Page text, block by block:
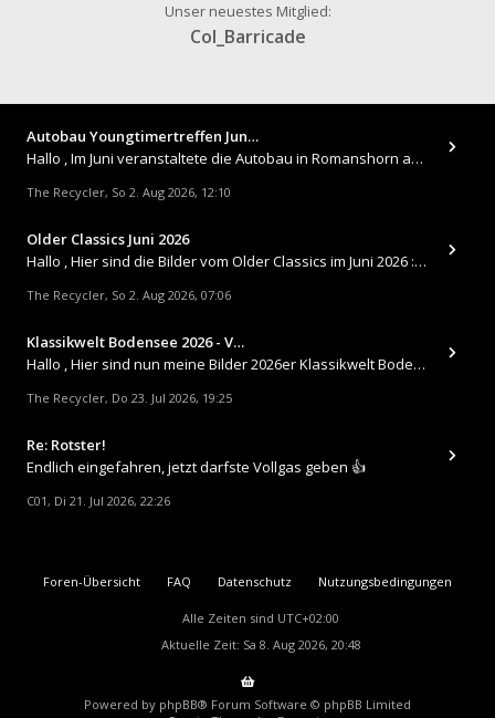
Unser neuestes Mitglied:
Col_Barricade
Autobau Youngtimertreffen Jun…
Hallo , Im Juni veranstaltete die Autobau in Romanshorn auf ihrem Gelände ein kleines Youngtimertreffen : https://up.
The Recycler, So 2. Aug 2026, 12:10
Older Classics Juni 2026
​Hallo , Hier sind die Bilder vom Older Classics im Juni 2026 : https://up.picr.de/51155940wd.jpg https://up.pic
The Recycler, So 2. Aug 2026, 07:06
Klassikwelt Bodensee 2026 - V…
Hallo , Hier sind nun meine Bilder 2026er Klassikwelt Bodensee 😀 https://up.picr.de/51125547rb.jpg https://up.pi
The Recycler, Do 23. Jul 2026, 19:25
Re: Rotster!
Endlich eingefahren, jetzt darfste Vollgas geben 👍
C01, Di 21. Jul 2026, 22:26
Foren-Übersicht FAQ Datenschutz Nutzungsbedingungen
Alle Zeiten sind UTC+02:00
Aktuelle Zeit: Sa 8. Aug 2026, 20:48
Powered by phpBB® Forum Software © phpBB Limited